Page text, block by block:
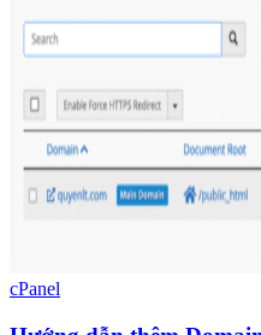
cPanel